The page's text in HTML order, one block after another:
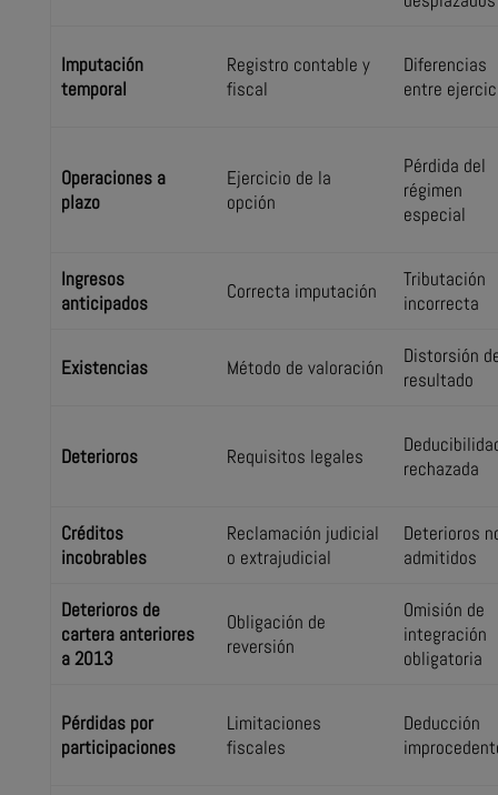
Imputación
temporal
Registro contable y
fiscal
Diferencias
entre
Operaciones a
plazo
Ejercicio de la
opción
Pérdida del
régimen
especial
Ingresos
anticipados
Correcta imputación
Tributación
incorrecta
Existencias Método de valoración
Distorsión
resultado
Deterioros Requisitos legales
rechazada
Créditos
incobrables
Reclamación judicial
o extrajudicial
Deterioros
admitidos
Deterioros de
cartera anteriores
a 2013
Obligación de
reversión
Omisión de
integración
obligatoria
Pérdidas por
participaciones
Limitaciones
fiscales
Deducción